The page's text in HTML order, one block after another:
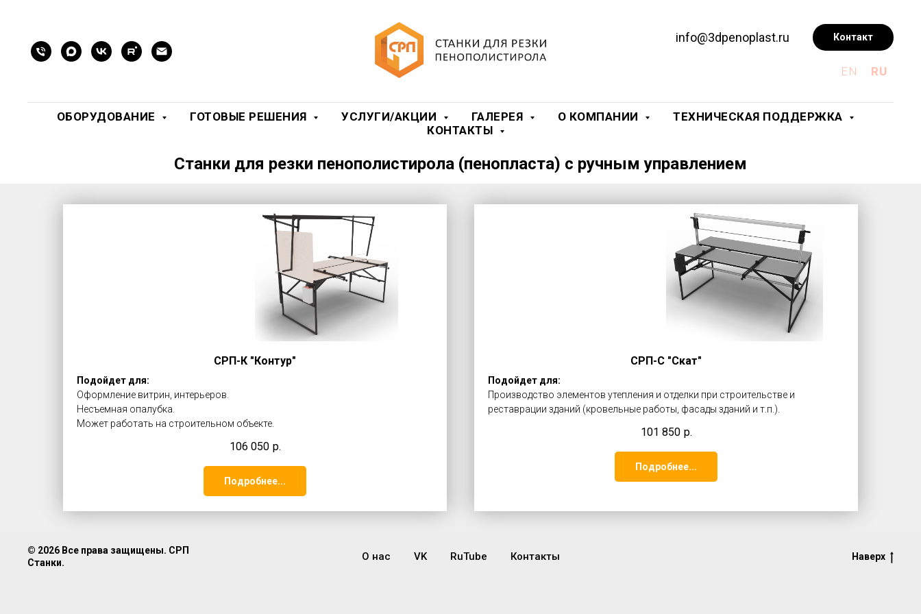
info@3dpenoplast.ru Контакт
EN RU
ОБОРУДОВАНИЕ ГОТОВЫЕ РЕШЕНИЯ УСЛУГИ/АКЦИИ ГАЛЕРЕЯ О КОМПАНИИ
ТЕХНИЧЕСКАЯ ПОДДЕРЖКА
КОНТАКТЫ
Станки для резки пенополистирола (пенопласта) с ручным управлением
СРП-К "Контур"
Подойдет для:
Оформление витрин, интерьеров.
Несъемная опалубка.
Может работать на строительном объекте.
106 050 р.
Подробнее...
СРП-С "Скат"
Подойдет для:
Производство элементов утепления и отделки при строительстве и
реставрации зданий (кровельные работы, фасады зданий и т.п.).
101 850 р.
Подробнее...
© 2026 Все права защищены. СРП
Станки.
О нас VK RuTube Контакты Наверх